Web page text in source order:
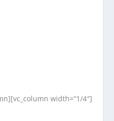
width=“1/4″]